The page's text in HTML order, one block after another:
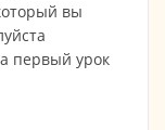
вы
первый урок